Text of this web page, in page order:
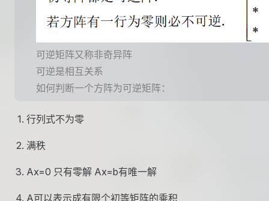
可逆矩阵又称非奇异阵
可逆是相互关系
如何判断一个方阵为可逆矩阵：
行列式不为零
满秩
Ax=0 只有零解 Ax=b有唯一解
A可以表示成有限个初等矩阵的乘积